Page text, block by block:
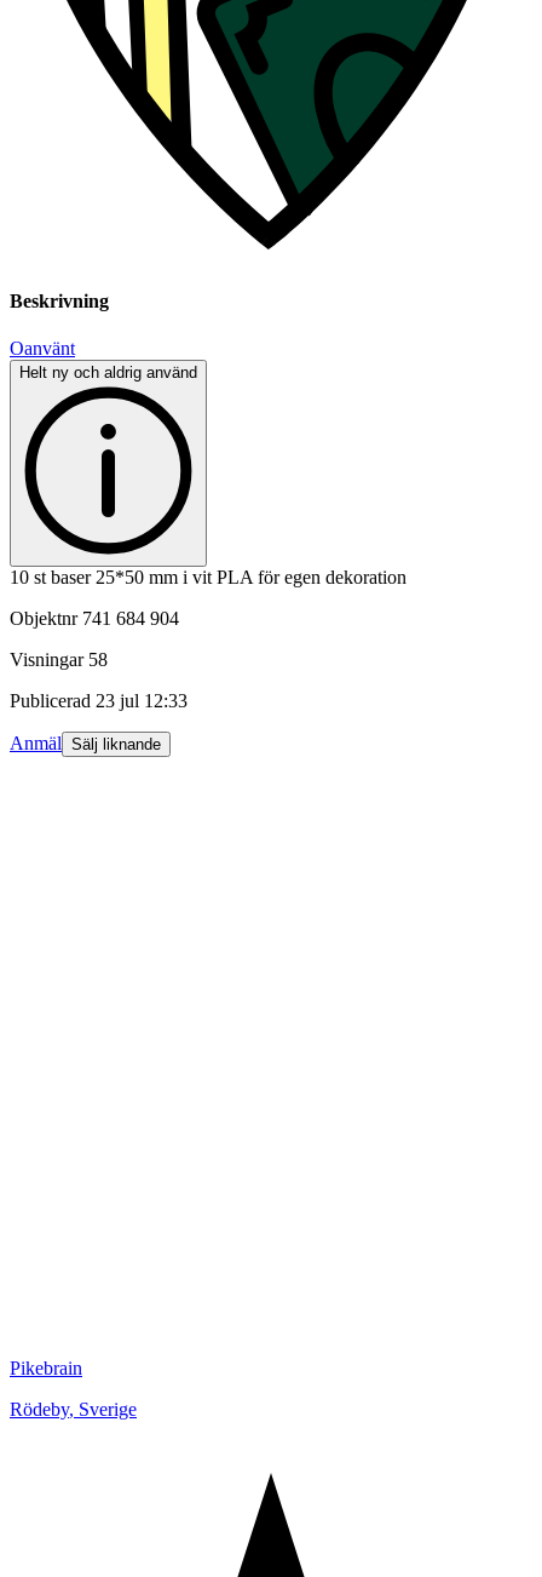
Beskrivning
Oanvänt
Helt ny och aldrig använd
10 st baser 25*50 mm i vit PLA för egen dekoration
Objektnr 741 684 904
Visningar 58
Publicerad 23 jul 12:33
Anmäl Sälj liknande
Pikebrain
Rödeby, Sverige